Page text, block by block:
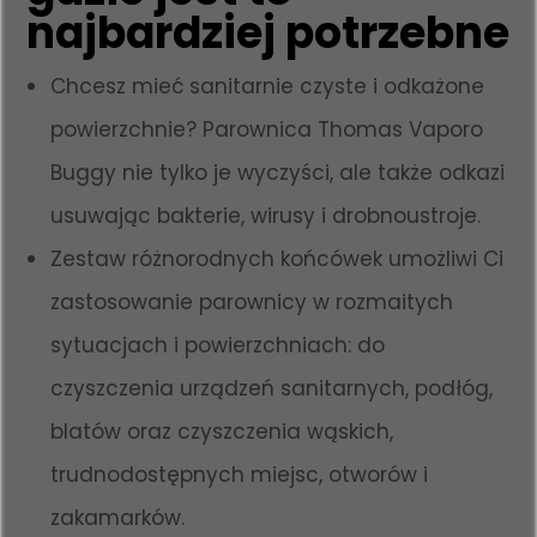
najbardziej potrzebne
Chcesz mieć sanitarnie czyste i odkażone
powierzchnie? Parownica Thomas Vaporo
Buggy nie tylko je wyczyści, ale także odkazi
usuwając bakterie, wirusy i drobnoustroje.
Zestaw różnorodnych końcówek umożliwi Ci
zastosowanie parownicy w rozmaitych
sytuacjach i powierzchniach: do
czyszczenia urządzeń sanitarnych, podłóg,
blatów oraz czyszczenia wąskich,
trudnodostępnych miejsc, otworów i
zakamarków.